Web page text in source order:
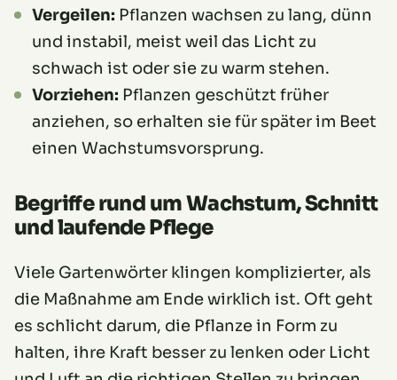
Vergeilen: Pflanzen wachsen zu lang, dünn
und instabil, meist weil das Licht zu
schwach ist oder sie zu warm stehen.
Vorziehen: Pflanzen geschützt früher
anziehen, so erhalten sie für später im Beet
einen Wachstumsvorsprung.
Begriffe rund um Wachstum, Schnitt
und laufende Pflege
Viele Gartenwörter klingen komplizierter, als
die Maßnahme am Ende wirklich ist. Oft geht
es schlicht darum, die Pflanze in Form zu
halten, ihre Kraft besser zu lenken oder Licht